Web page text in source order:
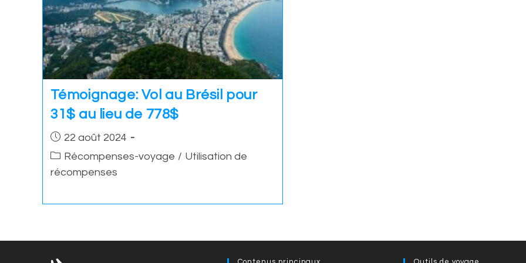
Témoignage: Vol au Brésil pour
31$ au lieu de 778$
Post22 août 2024
PostRécompenses-voyage / Utilisation de
récompenses